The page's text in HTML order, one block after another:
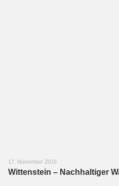
17. November 2016
Wittenstein – Nachhaltiger